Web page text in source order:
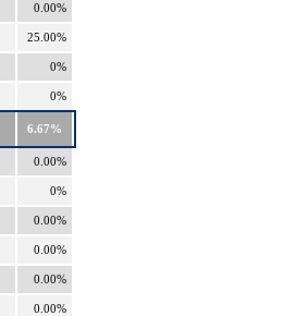
0.00%
25.00%
0%
0%
6.67%
0.00%
0%
0.00%
0.00%
0.00%
0.00%